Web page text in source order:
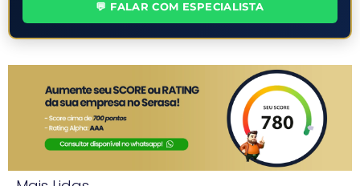
💬 FALAR COM ESPECIALISTA